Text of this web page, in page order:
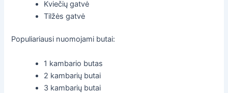
Kviečių gatvė
Tilžės gatvė
Populiariausi nuomojami butai:
1 kambario butas
2 kambarių butai
3 kambarių butai